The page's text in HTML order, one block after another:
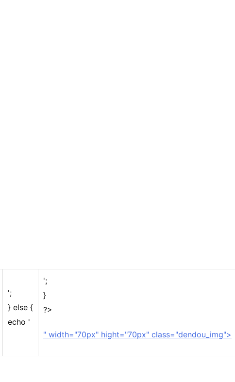
';
} else {
echo '
';
}
?>
" width="70px" hight="70px" class="dendou_img">